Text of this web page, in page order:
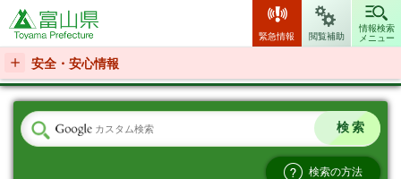
富山県
緊急情報 閲覧補助
情報検索
メニュー
安全・安心情報
検索の方法